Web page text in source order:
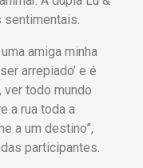
sentimentais.
amiga minha
arrepiado’ e é
ver todo mundo
a rua toda a
a um destino”,
participantes.